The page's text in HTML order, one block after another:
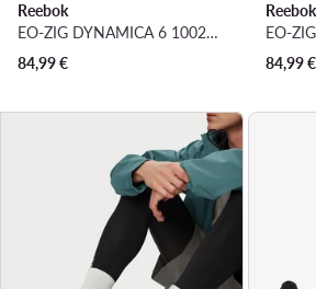
Reebok
EO-ZIG DYNAMICA 6 100263919 · Маратонки за бягане
84,99€
Reebok
84,99€